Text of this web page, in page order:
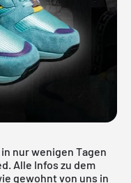
nur wenigen Tagen
Alle Infos zu dem
gewohnt von uns in